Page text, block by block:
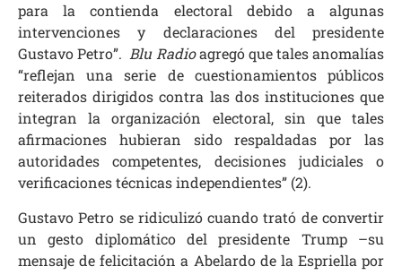
para la contienda electoral debido a algunas
intervenciones y declaraciones del presidente
Gustavo Petro”.Blu Radioagregó que tales anomalías
“reflejan una serie de cuestionamientos públicos
reiterados dirigidos contra las dos instituciones que
integran la organización electoral, sin que tales
afirmaciones hubieran sido respaldadas por las
autoridades competentes, decisiones judiciales o
verificaciones técnicas independientes” (2).
Gustavo Petro se ridiculizó cuando trató de convertir
un gesto diplomático del presidente Trump –su
mensaje de felicitación a Abelardo de la Espriella por